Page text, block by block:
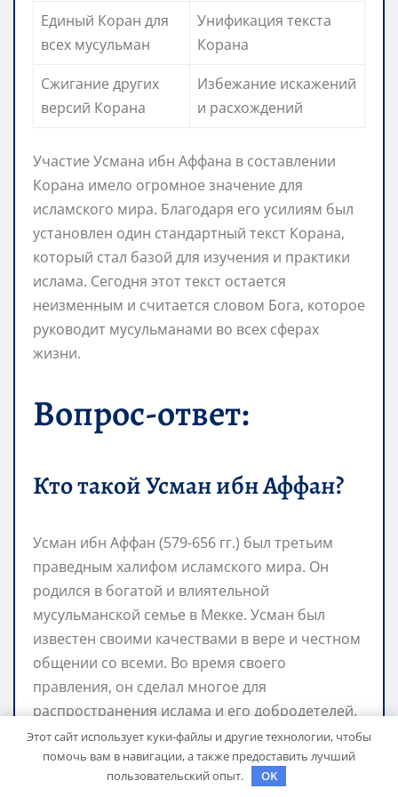
Единый Коран для
всех мусульман
Унификация текста
Корана
Сжигание других
версий Корана
Избежание искажений
и расхождений
Участие Усмана ибн Аффана в составлении
Корана имело огромное значение для
исламского мира. Благодаря его усилиям был
установлен один стандартный текст Корана,
который стал базой для изучения и практики
ислама. Сегодня этот текст остается
неизменным и считается словом Бога, которое
руководит мусульманами во всех сферах
жизни.
Вопрос-ответ:
Кто такой Усман ибн Аффан?
Усман ибн Аффан (579-656 гг.) был третьим
праведным халифом исламского мира. Он
родился в богатой и влиятельной
мусульманской семье в Мекке. Усман был
известен своими качествами в вере и честном
общении со всеми. Во время своего
правления, он сделал многое для
распространения ислама и его добродетелей.
Какие достижения имел
Этот сайт использует куки-файлы и другие технологии, чтобы
помочь вам в навигации, а также предоставить лучший
пользовательский опыт.
OK